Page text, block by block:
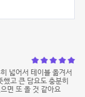
넓어서 테이블 옮겨서
고 큰 담요도 충분히
면 또 올 것 같아요